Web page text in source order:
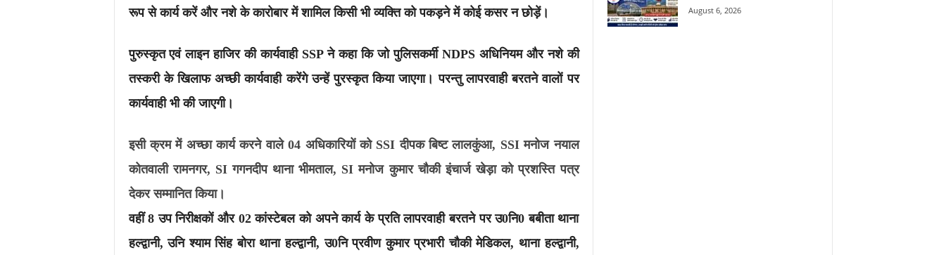
रूप से कार्य करें और नशे के कारोबार में शामिल किसी भी व्यक्ति को पकड़ने में कोई कसर न छोड़ें।
पुरुस्कृत एवं लाइन हाजिर की कार्यवाही SSP ने कहा कि जो पुलिसकर्मी NDPS अधिनियम और नशे की
तस्करी के खिलाफ अच्छी कार्यवाही करेंगे उन्हें पुरस्कृत किया जाएगा। परन्तु लापरवाही बरतने वालों पर
कार्यवाही भी की जाएगी।
इसी क्रम में अच्छा कार्य करने वाले 04 अधिकारियों को SSI दीपक बिष्ट लालकुंआ, SSI मनोज नयाल
कोतवाली रामनगर, SI गगनदीप थाना भीमताल, SI मनोज कुमार चौकी इंचार्ज खेड़ा को प्रशस्ति पत्र
देकर सम्मानित किया।
वहीं 8 उप निरीक्षकों और 02 कांस्टेबल को अपने कार्य के प्रति लापरवाही बरतने पर उ0नि0 बबीता थाना
हल्द्वानी, उनि श्याम सिंह बोरा थाना हल्द्वानी, उ0नि प्रवीण कुमार प्रभारी चौकी मेडिकल, थाना हल्द्वानी,
August 6, 2026